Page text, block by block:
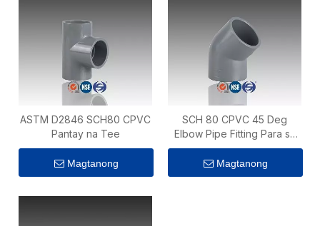
ASTM D2846 SCH80 CPVC
Pantay na Tee
Magtanong
SCH 80 CPVC 45 Deg
Elbow Pipe Fitting Para sa
Supply ng Tubig
Magtanong